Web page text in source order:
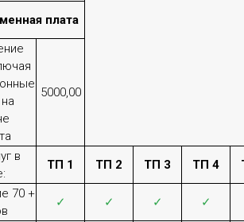
плата
5000,00
в
ТП 1 ТП 2 ТП 3 ТП 4
70 +
✓ ✓ ✓ ✓
данных
центра обработки данных АО
по сервисной модели